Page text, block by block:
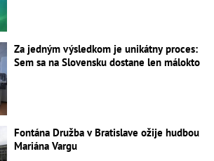
Za jedným výsledkom je unikátny proces:
Sem sa na Slovensku dostane len málokto
Fontána Družba v Bratislave ožije hudbou
Mariána Vargu